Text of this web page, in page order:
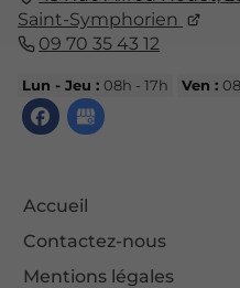
Saint-Symphorien
09 70 35 43 12
Lun - Jeu :08h - 17h Ven :
Accueil
Contactez-nous
Mentions légales